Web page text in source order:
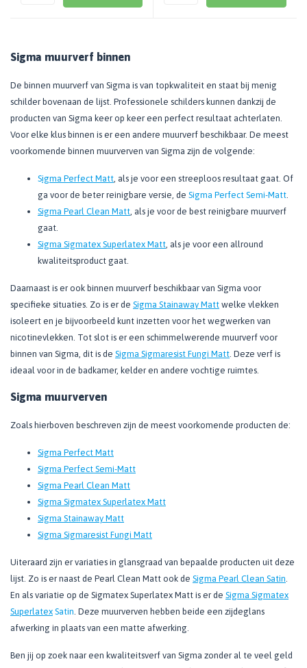
Sigma muurverf binnen
De binnen muurverf van Sigma is van topkwaliteit en staat bij menig
schilder bovenaan de lijst. Professionele schilders kunnen dankzij de
producten van Sigma keer op keer een perfect resultaat achterlaten.
Voor elke klus binnen is er een andere muurverf beschikbaar. De meest
voorkomende binnen muurverven van Sigma zijn de volgende:
Sigma Perfect Matt, als je voor een streeploos resultaat gaat. Of
ga voor de beter reinigbare versie, de Sigma Perfect Semi-Matt.
Sigma Pearl Clean Matt, als je voor de best reinigbare muurverf
gaat.
Sigma Sigmatex Superlatex Matt, als je voor een allround
kwaliteitsproduct gaat.
Daarnaast is er ook binnen muurverf beschikbaar van Sigma voor
specifieke situaties. Zo is er de Sigma Stainaway Matt welke vlekken
isoleert en je bijvoorbeeld kunt inzetten voor het wegwerken van
nicotinevlekken. Tot slot is er een schimmelwerende muurverf voor
binnen van Sigma, dit is de Sigma Sigmaresist Fungi Matt. Deze verf is
ideaal voor in de badkamer, kelder en andere vochtige ruimtes.
Sigma muurverven
Zoals hierboven beschreven zijn de meest voorkomende producten de:
Sigma Perfect Matt
Sigma Perfect Semi-Matt
Sigma Pearl Clean Matt
Sigma Sigmatex Superlatex Matt
Sigma Stainaway Matt
Sigma Sigmaresist Fungi Matt
Uiteraard zijn er variaties in glansgraad van bepaalde producten uit deze
lijst. Zo is er naast de Pearl Clean Matt ook de Sigma Pearl Clean Satin.
En als variatie op de Sigmatex Superlatex Matt is er de Sigma Sigmatex
Superlatex Satin. Deze muurverven hebben beide een zijdeglans
afwerking in plaats van een matte afwerking.
Ben jij op zoek naar een kwaliteitsverf van Sigma zonder al te veel geld